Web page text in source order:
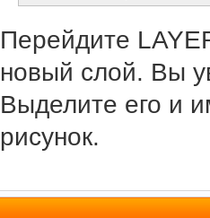
Перейдите
новый слой. Вы
Выделите его и
рисунок.